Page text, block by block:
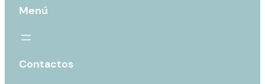
Menú
Contactos